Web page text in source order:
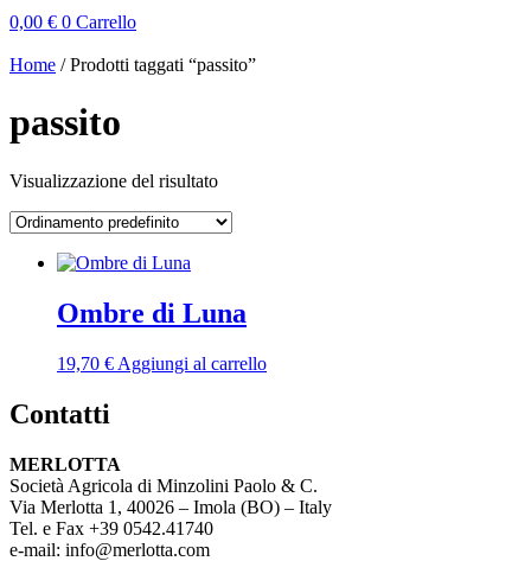
0,00 € 0 Carrello
Home / Prodotti taggati “passito”
passito
Visualizzazione del risultato
Ombre di Luna
19,70 € Aggiungi al carrello
Contatti
MERLOTTA
Società Agricola di Minzolini Paolo & C.
Via Merlotta 1, 40026 – Imola (BO) – Italy
Tel. e Fax +39 0542.41740
e-mail: info@merlotta.com